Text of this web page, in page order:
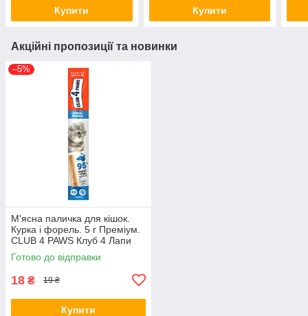
Купити Купити
Акційні пропозиції та новинки
–5%
М'ясна паличка для кішок.
Курка і форель. 5 г Преміум.
CLUB 4 PAWS Клуб 4 Лапи
Готово до відправки
18 ₴ 19 ₴
Купити